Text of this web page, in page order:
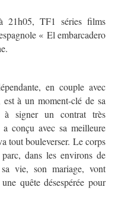
21h05, TF1 séries films
« El embarcadero
en couple avec
est à un moment-clé de sa
à signer un contrat très
conçu avec sa meilleure
tout bouleverser. Le corps
dans les environs de
vie, son mariage, vont
quête désespérée pour